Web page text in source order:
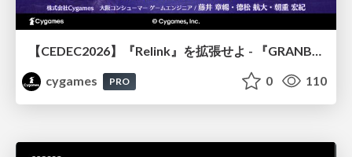
【CEDEC2026】『Relink』を拡張せよ - 『GRANBLUE FANTASY: Relink - Endless Ragnarok』の開発速度と品質を守るCI運用
cygames
PRO 0 110